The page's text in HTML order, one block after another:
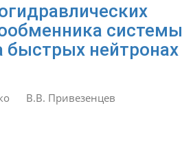
системы
быстрых нейтронах
В.В. Привезенцев